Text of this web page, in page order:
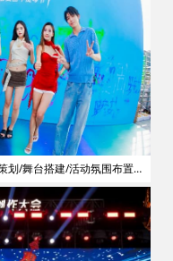
划/舞台搭建/活动氛围布置/
请